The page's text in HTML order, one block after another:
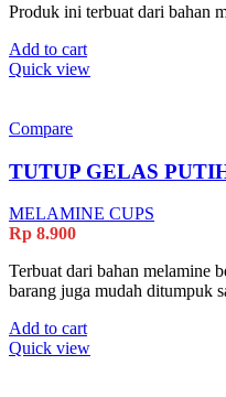
Produk ini terbuat dari bahan
Add to cart
Quick view
Compare
TUTUP GELAS
MELAMINE CUPS
Rp 8.900
Terbuat dari bahan melamine
barang juga mudah ditumpuk
Add to cart
Quick view